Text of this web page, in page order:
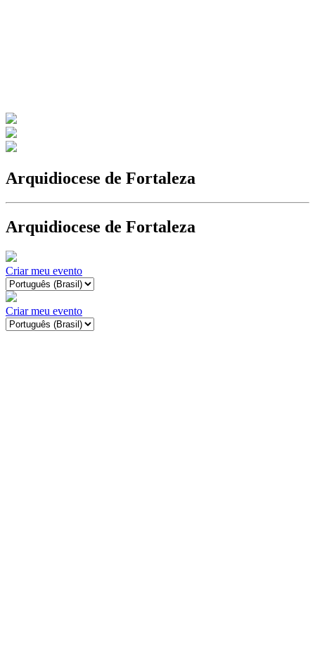
Arquidiocese de Fortaleza
Arquidiocese de Fortaleza
Criar meu evento
Criar meu evento